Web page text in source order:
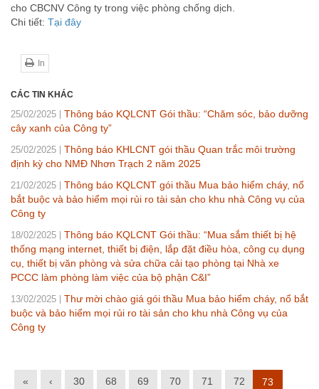
cho CBCNV Công ty trong việc phòng chống dịch.
Chi tiết: Tại đây
In
CÁC TIN KHÁC
25/02/2025
Thông báo KQLCNT Gói thầu: “Chăm sóc, bảo dưỡng
cây xanh của Công ty”
25/02/2025
Thông báo KHLCNT gói thầu Quan trắc môi trường
định kỳ cho NMĐ Nhơn Trạch 2 năm 2025
21/02/2025
Thông báo KQLCNT gói thầu Mua bảo hiểm cháy, nổ
bắt buộc và bảo hiểm mọi rủi ro tài sản cho khu nhà Công vụ của
Công ty
18/02/2025
Thông báo KQLCNT Gói thầu: “Mua sắm thiết bị hệ
thống mạng internet, thiết bị điện, lắp đặt điều hòa, công cụ dụng
cụ, thiết bị văn phòng và sửa chữa cải tạo phòng tại Nhà xe
PCCC làm phòng làm việc của bộ phận C&I”
13/02/2025
Thư mời chào giá gói thầu Mua bảo hiểm cháy, nổ bắt
buộc và bảo hiểm mọi rủi ro tài sản cho khu nhà Công vụ của
Công ty
« ‹ 30 68 69 70 71 72 73